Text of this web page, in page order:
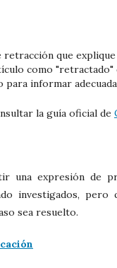
retracción que
como "retractado"
informar
la guía oficial de
una expresión de
investigados,
sea resuelto.